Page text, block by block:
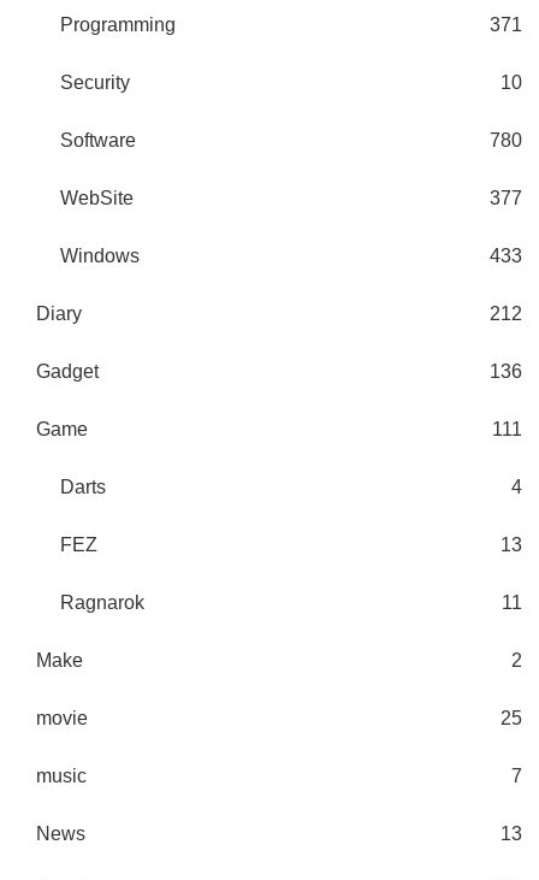
Programming 371
Security 10
Software 780
WebSite 377
Windows 433
Diary 212
Gadget 136
Game 111
Darts 4
FEZ 13
Ragnarok 11
Make 2
movie 25
music 7
News 13